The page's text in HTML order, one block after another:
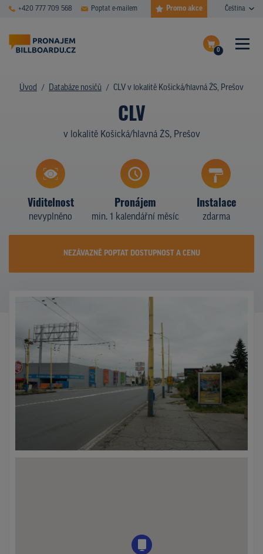
+420 777 709 568 Poptat e-mailem Promo akce Čeština
0
Dokončit poptávku
Zobrazit nosiče na mapě
ČASTÉ DOTAZY
DATABÁZE NOSIČŮ
PLOCHY V AKCI
CENY
Z PRAXE
KDO JSME
Úvod Databáze nosičů CLV v lokalitě Košická/hlavná ŽS, Prešov
CLV
v lokalitě Košická/hlavná ŽS, Prešov
Viditelnost
nevyplněno
Pronájem
min. 1 kalendářní měsíc
Instalace
zdarma
NEZÁVAZNĚ POPTAT DOSTUPNOST A CENU